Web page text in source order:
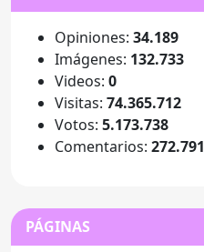
Opiniones: 34.189
Imágenes: 132.733
Videos: 0
Visitas: 74.365.712
Votos: 5.173.738
Comentarios: 272.791
PÁGINAS